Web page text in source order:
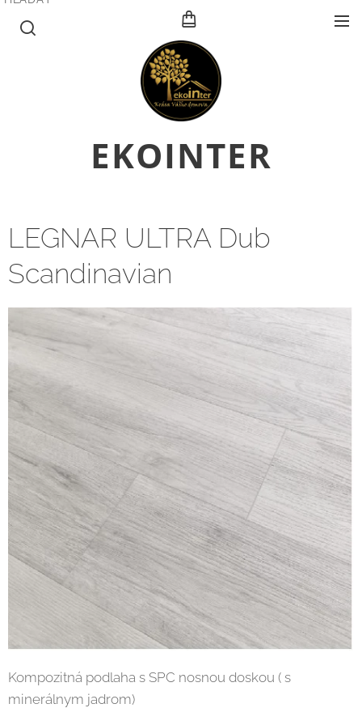
EKOINTER
LEGNAR ULTRA Dub
Scandinavian
Kompozitná podlaha s SPC nosnou doskou ( s
minerálnym jadrom)